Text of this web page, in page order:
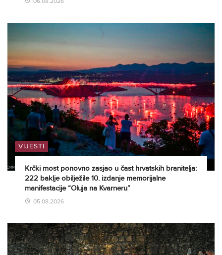
VIJESTI
Krčki most ponovno zasjao u čast hrvatskih branitelja:
222 baklje obilježile 10. izdanje memorijalne
manifestacije “Oluja na Kvarneru”
05.08.2026